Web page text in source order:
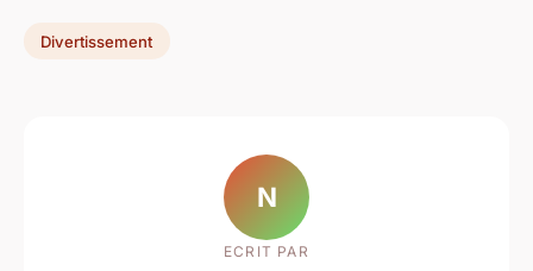
Divertissement
N
ECRIT PAR